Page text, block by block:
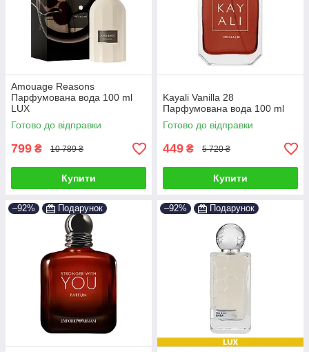
Amouage Reasons
Парфумована вода 100 ml
LUX
Готово до відправки
799 ₴ 10 789 ₴
Купити
Kayali Vanilla 28
Парфумована вода 100 ml
Готово до відправки
449 ₴ 5 720 ₴
Купити
–92% Подарунок –92% Подарунок